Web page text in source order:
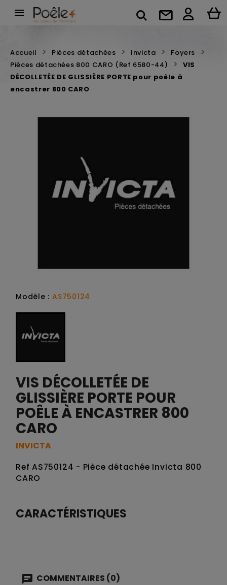

Accueil Pièces détachées Invicta
Foyers
Pièces détachées 800 CARO (Ref 6580-44)
VIS
DÉCOLLETÉE DE GLISSIÈRE PORTE pour poêle à
encastrer 800 CARO
Modèle :AS750124
VIS DÉCOLLETÉE DE
GLISSIÈRE PORTE POUR
POÊLE À ENCASTRER 800
CARO
INVICTA
Ref AS750124 - Pièce détachée Invicta 800
CARO
CARACTÉRISTIQUES
COMMENTAIRES (0)